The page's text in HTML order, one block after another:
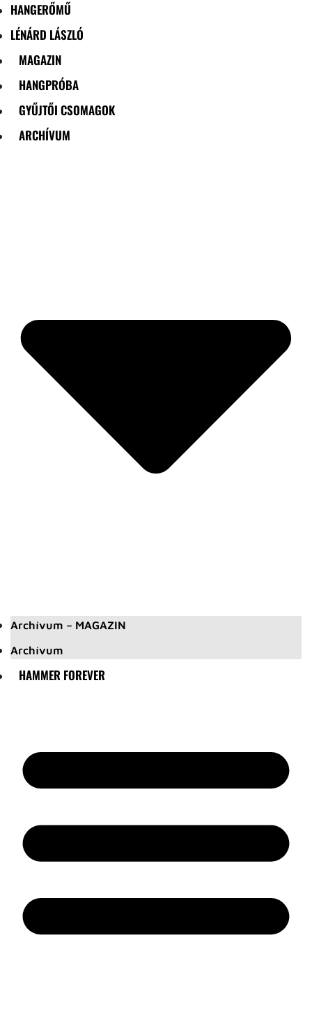
HANGERŐMŰ
LÉNÁRD LÁSZLÓ
MAGAZIN
HANGPRÓBA
GYŰJTŐI CSOMAGOK
ARCHÍVUM
Archívum – MAGAZIN
Archívum
HAMMER FOREVER